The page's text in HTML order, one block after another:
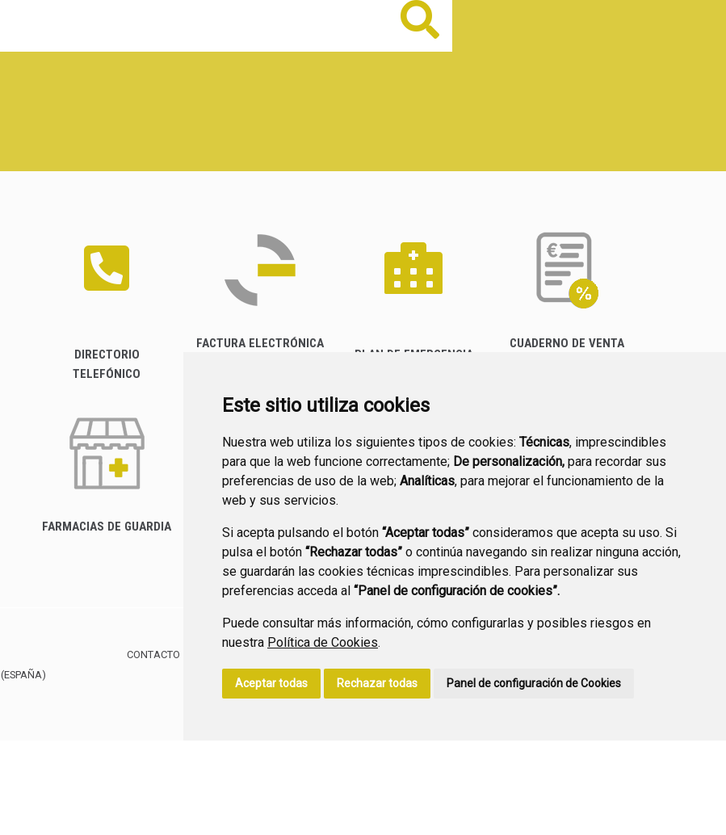
Este sitio utiliza cookies
Nuestra web utiliza los siguientes tipos de cookies: Técnicas, imprescindibles
para que la web funcione correctamente; De personalización, para recordar sus
preferencias de uso de la web; Analíticas, para mejorar el funcionamiento de la
web y sus servicios.
Si acepta pulsando el botón “Aceptar todas” consideramos que acepta su uso. Si
pulsa el botón “Rechazar todas” o continúa navegando sin realizar ninguna acción,
se guardarán las cookies técnicas imprescindibles. Para personalizar sus
preferencias acceda al “Panel de configuración de cookies”.
Puede consultar más información, cómo configurarlas y posibles riesgos en
nuestra Política de Cookies.
Aceptar todas Rechazar todas Panel de configuración de Cookies
Buscar
DIRECTORIO
TELEFÓNICO
FACTURA ELECTRÓNICA
PLAN DE EMERGENCIA
CUADERNO DE VENTA
FARMACIAS DE GUARDIA
CANAL YOUTUBE
PREGUNTAS
FRECUENTES
PLAN DE ACCIÓN LOCAL
2030
(ESPAÑA)
CONTACTO